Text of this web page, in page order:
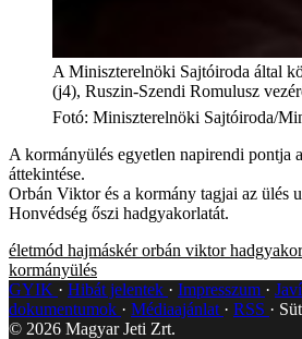
A Miniszterelnöki Sajtóiroda által
(j4), Ruszin-Szendi Romulusz
Fotó: Miniszterelnöki Sajtóiroda/
A kormányülés egyetlen napirendi pontja
áttekintése.
Orbán Viktor és a kormány tagjai az ülés
Honvédség őszi hadgyakorlatát.
életmód hajmáskér orbán viktor
kormányülés
GYIK
Hibát jelentek Impresszum
dokumentumok
Médiaajánlat RSS
© 2026 Magyar Jeti Zrt.